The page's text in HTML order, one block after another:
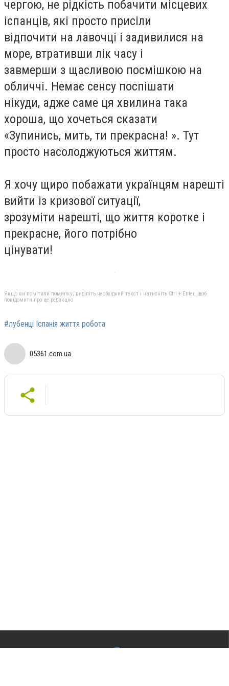
чергою, не рідкість побачити місцевих
іспанців, які просто присіли
відпочити на лавочці і задивилися на
море, втративши лік часу і
завмерши з щасливою посмішкою на
обличчі. Немає сенсу поспішати
нікуди, адже саме ця хвилина така
хороша, що хочеться сказати
«Зупинись, мить, ти прекрасна! ». Тут
просто насолоджуються життям.
Я хочу щиро побажати українцям нарешті
вийти із кризової ситуації,
зрозуміти нарешті, що життя коротке і
прекрасне, його потрібно
цінувати!
Якщо ви помітили помилку, виділіть необхідний текст і натисніть Ctrl + Enter, щоб
повідомити про це редакцію
#лубенці Іспанія життя робота
05361.com.ua